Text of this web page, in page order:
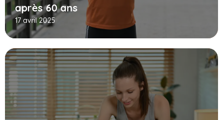
après 60 ans
17 avril 2025